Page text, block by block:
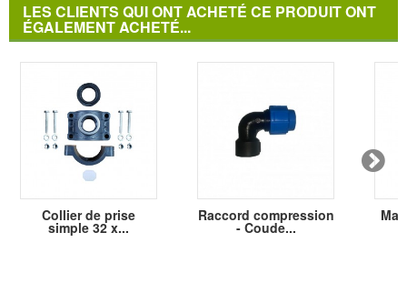
LES CLIENTS QUI ONT ACHETÉ CE PRODUIT ONT
ÉGALEMENT ACHETÉ...
Collier de prise
simple 32 x...
Raccord compression
- Coude...